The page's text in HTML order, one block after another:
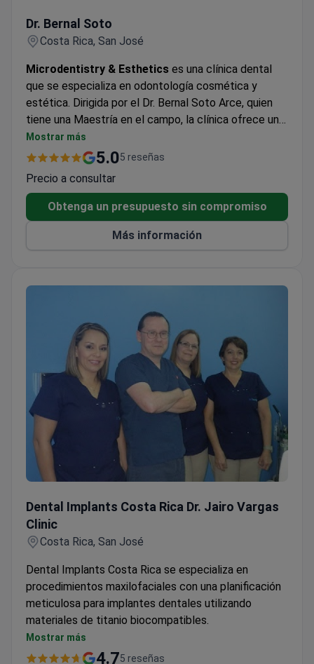
Dr. Bernal Soto
Costa Rica, San José
Microdentistry & Esthetics es una clínica dental
que se especializa en odontología cosmética y
estética. Dirigida por el Dr. Bernal Soto Arce, quien
tiene una Maestría en el campo, la clínica ofrece una
gama de servicios para ayudar a los pacientes a
lograr su sonrisa perfecta. Ubicada en una ubicación
atención de alta calidad a sus pacientes. Además de
brindar servicios dentales, la clínica también recopila
datos de marketing y registros del sitio, además de
ofrecer información de contacto del Dr. Soto. Los
pacientes tienen derecho a controlar sus datos y
datos con terceros sin consentimiento y retiene los
Mostrar más
5.05 reseñas
Precio a consultar
Obtenga un presupuesto sin compromiso
Más información
Dental Implants Costa Rica Dr. Jairo Vargas
Clinic
Costa Rica, San José
Dental Implants Costa Rica se especializa en
procedimientos maxilofaciales con una planificación
meticulosa para implantes dentales utilizando
materiales de titanio biocompatibles.
Se centra en soluciones duraderas para la pérdida
de dientes en lugar de dentaduras postizas
Mostrar más
4.75 reseñas